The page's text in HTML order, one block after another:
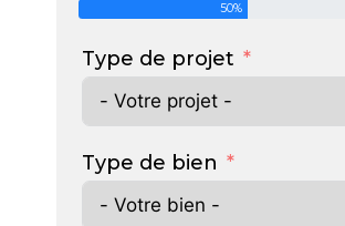
50%
Type de projet
Type de bien